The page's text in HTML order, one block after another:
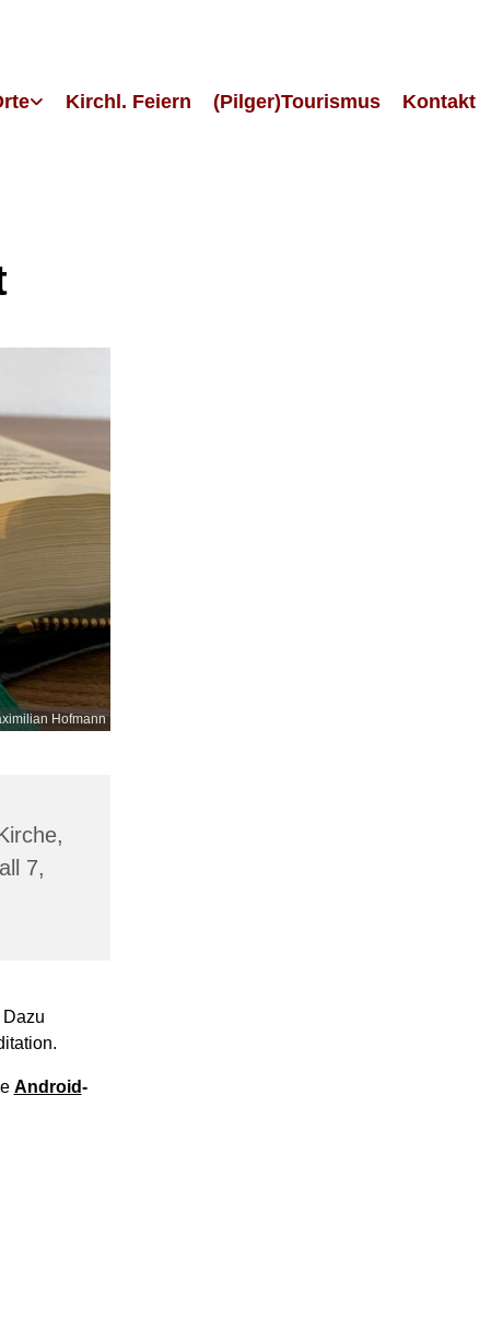
Kirchl. Feiern (Pilger)Tourismus Kontakt
Hofmann
7,
Dazu
Android-